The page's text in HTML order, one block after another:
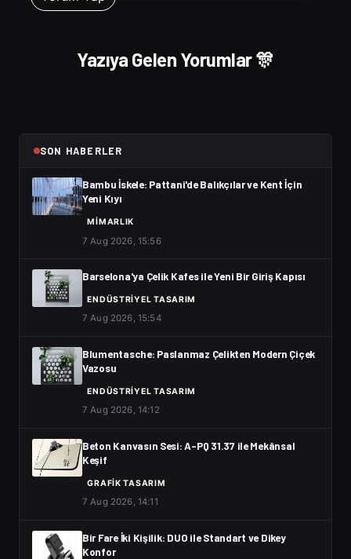
Yazıya Gelen Yorumlar 🎊
SON HABERLER
Bambu İskele: Pattani'de Balıkçılar ve Kent İçin
Yeni Kıyı
MIMARLIK
7 Aug 2026, 15:56
Barselona'ya Çelik Kafes ile Yeni Bir Giriş Kapısı
ENDÜSTRIYEL TASARIM
7 Aug 2026, 15:54
Blumentasche: Paslanmaz Çelikten Modern Çiçek
Vazosu
ENDÜSTRIYEL TASARIM
7 Aug 2026, 14:12
Beton Kanvasın Sesi: A-PQ 31.37 ile Mekânsal
Keşif
GRAFIK TASARIM
7 Aug 2026, 14:11
Bir Fare İki Kişilik: DUO ile Standart ve Dikey
Konfor